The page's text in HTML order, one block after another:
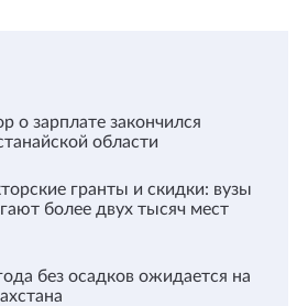
о зарплате закончился
области
гранты и скидки: вузы
более двух тысяч мест
без осадков ожидается на